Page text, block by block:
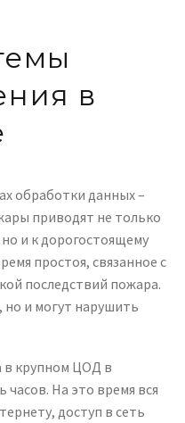
в
обработки данных –
приводят не только
и к дорогостоящему
простоя, связанное с
последствий пожара.
и могут нарушить
в крупном ЦОД в
На это время вся
доступ в сеть